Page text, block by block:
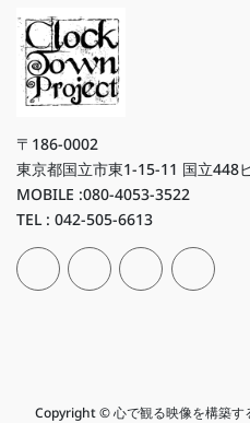
〒186-0002
東京都国立市東1-15-11 国立448
MOBILE :080-4053-3522
TEL : 042-505-6613
Copyright © 心で観る映像を構築す